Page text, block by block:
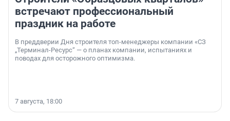
встречают профессиональный
праздник на работе
В преддверии Дня строителя топ-менеджеры компании «СЗ
„Терминал-Ресурс“ — о планах компании, испытаниях и
поводах для осторожного оптимизма.
7 августа, 18:00